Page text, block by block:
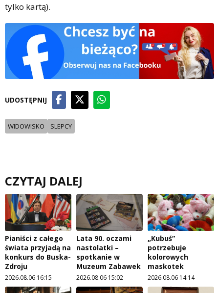
tylko kartą).
UDOSTĘPNIJ
WIDOWISKO SLEPCY
CZYTAJ DALEJ
Pianiści z całego
świata przyjadą na
konkurs do Buska-
Zdroju
2026.08.06 16:15
Lata 90. oczami
nastolatki –
spotkanie w
Muzeum Zabawek
2026.08.06 15:02
„Kubuś”
potrzebuje
kolorowych
maskotek
2026.08.06 14:14